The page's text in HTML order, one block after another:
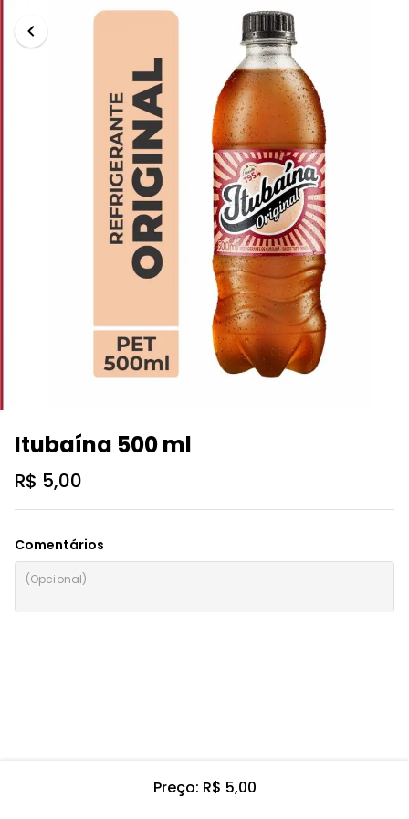
Itubaína 500 ml
R$ 5,00
Comentários
Preço: R$ 5,00